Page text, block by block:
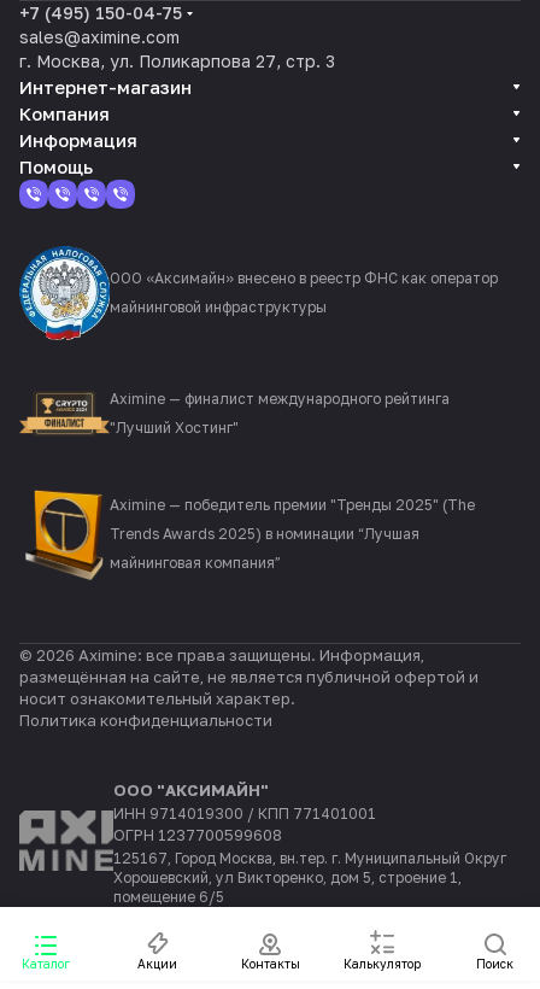
Каталог Акции Контакты Калькулятор Поиск
+7 (495) 150-04-75
sales@aximine.com
г. Москва, ул. Поликарпова 27, стр. 3
Интернет-магазин
Компания
Информация
Помощь
ООО «Аксимайн» внесено в реестр ФНС как оператор
майнинговой инфраструктуры
Aximine — финалист международного рейтинга
"Лучший Хостинг"
Aximine — победитель премии "Тренды 2025" (The
Trends Awards 2025) в номинации “Лучшая
майнинговая компания”
© 2026 Aximine: все права защищены. Информация,
размещённая на сайте, не является публичной офертой и
носит ознакомительный характер.
Политика конфиденциальности
ООО "АКСИМАЙН"
ИНН 9714019300 / КПП 771401001
ОГРН 1237700599608
125167, Город Москва, вн.тер. г. Муниципальный Округ
Хорошевский, ул Викторенко, дом 5, строение 1,
помещение 6/5